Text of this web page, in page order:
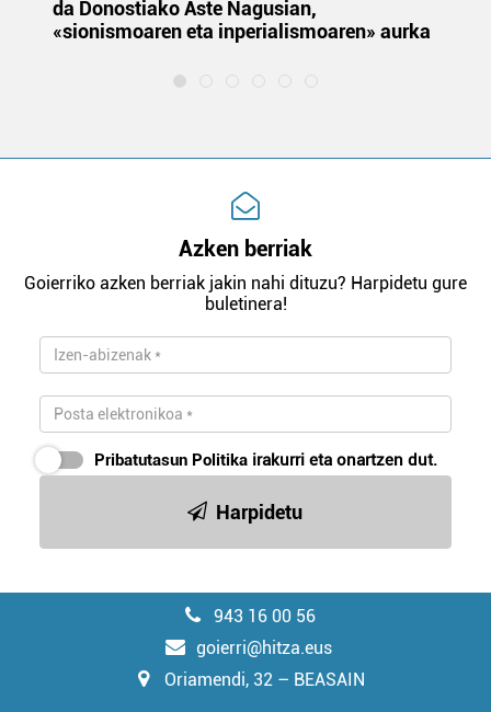
da Donostiako Aste Nagusian,
«sionismoaren eta inperialismoaren» aurka
Azken berriak
Goierriko azken berriak jakin nahi dituzu? Harpidetu gure
buletinera!
Pribatutasun Politika irakurri eta onartzen dut.
Harpidetu
943 16 00 56
goierri@hitza.eus
Oriamendi, 32 – BEASAIN